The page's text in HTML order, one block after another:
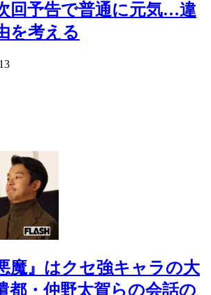
回予告で普通に元気…違
を考える
魔』はクセ強キャラの大
都・仲野太賀らの会話の